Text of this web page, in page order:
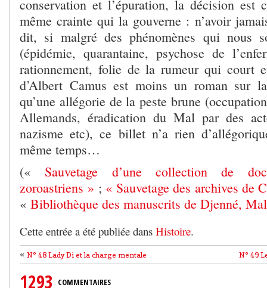
conservation et l’épuration, la décision est
même crainte qui la gouverne : n’avoir
dit, si malgré des phénomènes qui nous
(épidémie, quarantaine, psychose de
rationnement, folie de la rumeur qui court
d’Albert Camus est moins un roman sur
qu’une allégorie de la peste brune
Allemands, éradication du Mal par des
nazisme etc), ce billet n’a rien
même temps…
(« Sauvetage d’une collection de
zoroastriens » ; « Sauvetage des archives de
« Bibliothèque des manuscrits de Djenné,
Cette entrée a été publiée dans Histoire.
N° 49
« N° 48 Lady Di et la charge mentale
1293 COMMENTAIRES